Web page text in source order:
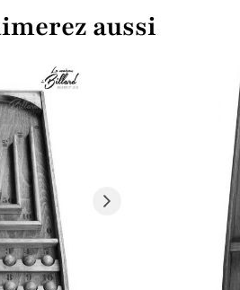
aussi